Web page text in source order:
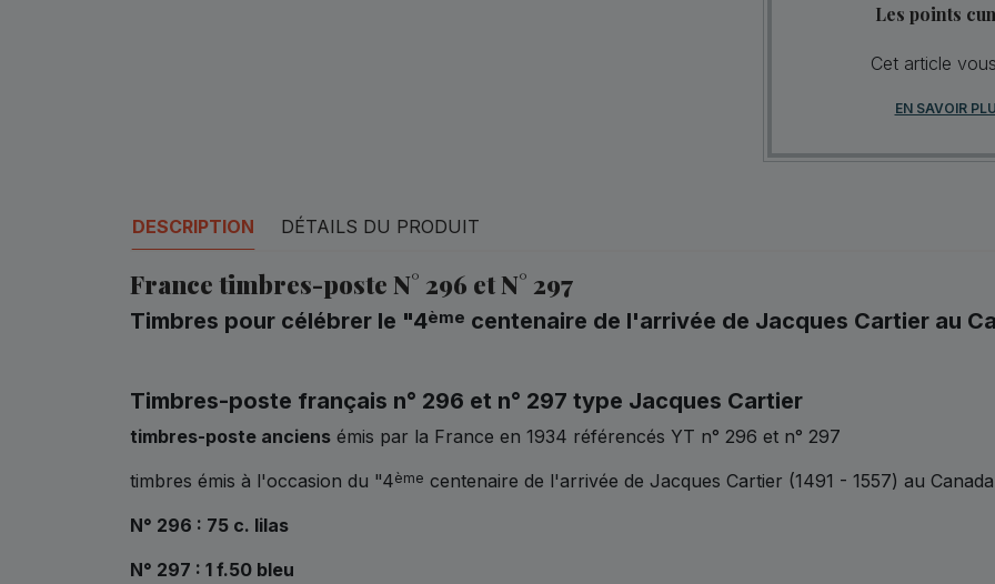
Les points
Cet article
EN SAVOIR
DESCRIPTION DÉTAILS DU PRODUIT
France timbres-poste N° 296 et N° 297
Timbres pour célébrer le "4ème centenaire de l'arrivée de Jacques Cartier au
Timbres-poste français n° 296 et n° 297 type Jacques Cartier
timbres-poste anciens émis par la France en 1934 référencés YT n° 296 et n° 297
timbres émis à l'occasion du "4ème centenaire de l'arrivée de Jacques Cartier (1491 - 1557) au
N° 296 : 75 c. lilas
N° 297 : 1 f.50 bleu